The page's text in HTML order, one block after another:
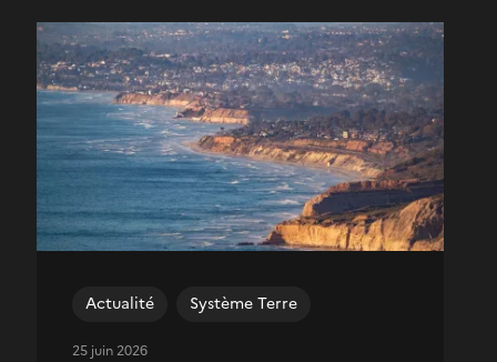
Actualité Système Terre
25 juin 2026